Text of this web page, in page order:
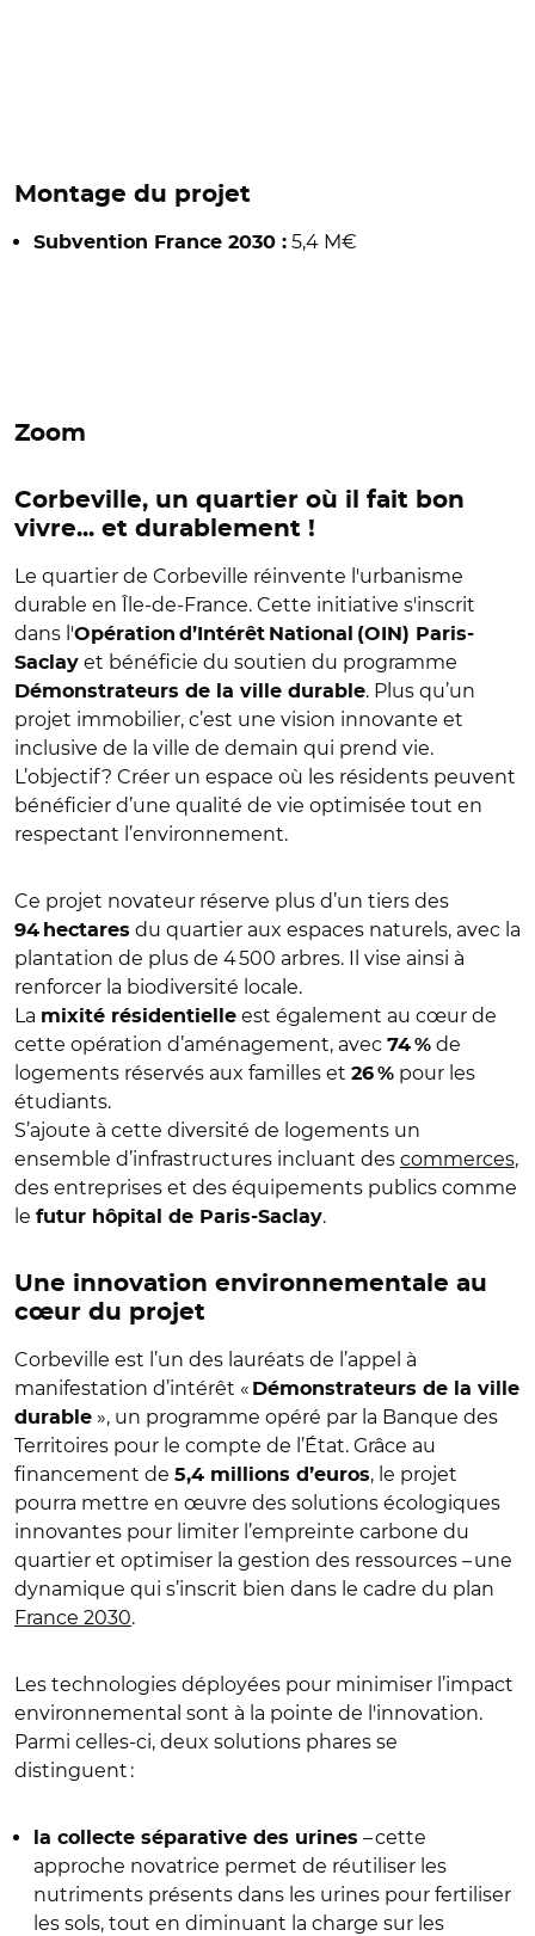
Montage du projet
Subvention France 2030 : 5,4 M€
Zoom
Corbeville, un quartier où il fait bon
vivre... et durablement !
Le quartier de Corbeville réinvente l'urbanisme
durable en Île-de-France. Cette initiative s'inscrit
dans l'Opération d’Intérêt National (OIN) Paris-
Saclay et bénéficie du soutien du programme
Démonstrateurs de la ville durable. Plus qu’un
projet immobilier, c’est une vision innovante et
inclusive de la ville de demain qui prend vie.
L’objectif ? Créer un espace où les résidents peuvent
bénéficier d’une qualité de vie optimisée tout en
respectant l’environnement.
Ce projet novateur réserve plus d’un tiers des
94 hectares du quartier aux espaces naturels, avec la
plantation de plus de 4 500 arbres. Il vise ainsi à
renforcer la biodiversité locale.
La mixité résidentielle est également au cœur de
cette opération d’aménagement, avec 74 % de
logements réservés aux familles et 26 % pour les
étudiants.
S’ajoute à cette diversité de logements un
ensemble d’infrastructures incluant des commerces,
des entreprises et des équipements publics comme
le futur hôpital de Paris-Saclay.
Une innovation environnementale au
cœur du projet
Corbeville est l’un des lauréats de l’appel à
manifestation d’intérêt « Démonstrateurs de la ville
durable », un programme opéré par la Banque des
Territoires pour le compte de l’État. Grâce au
financement de 5,4 millions d’euros, le projet
pourra mettre en œuvre des solutions écologiques
innovantes pour limiter l’empreinte carbone du
quartier et optimiser la gestion des ressources – une
dynamique qui s’inscrit bien dans le cadre du plan
France 2030.
Les technologies déployées pour minimiser l’impact
environnemental sont à la pointe de l'innovation.
Parmi celles-ci, deux solutions phares se
distinguent :
la collecte séparative des urines – cette
approche novatrice permet de réutiliser les
nutriments présents dans les urines pour fertiliser
les sols, tout en diminuant la charge sur les